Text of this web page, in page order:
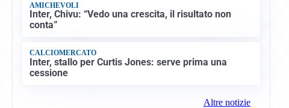
AMICHEVOLI
Inter, Chivu: “Vedo una crescita, il risultato non
conta”
CALCIOMERCATO
Inter, stallo per Curtis Jones: serve prima una
cessione
Altre notizie